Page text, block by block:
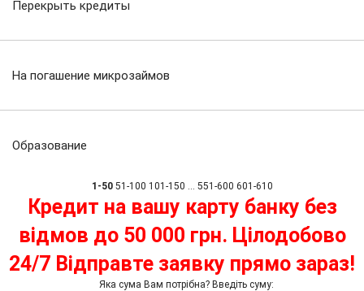
Перекрыть кредиты
На погашение микрозаймов
Образование
1-50 51-100 101-150 ... 551-600 601-610
Кредит на вашу карту банку без
відмов до 50 000 грн. Цілодобово
24/7 Відправте заявку прямо зараз!
Яка сума Вам потрібна? Введіть суму: